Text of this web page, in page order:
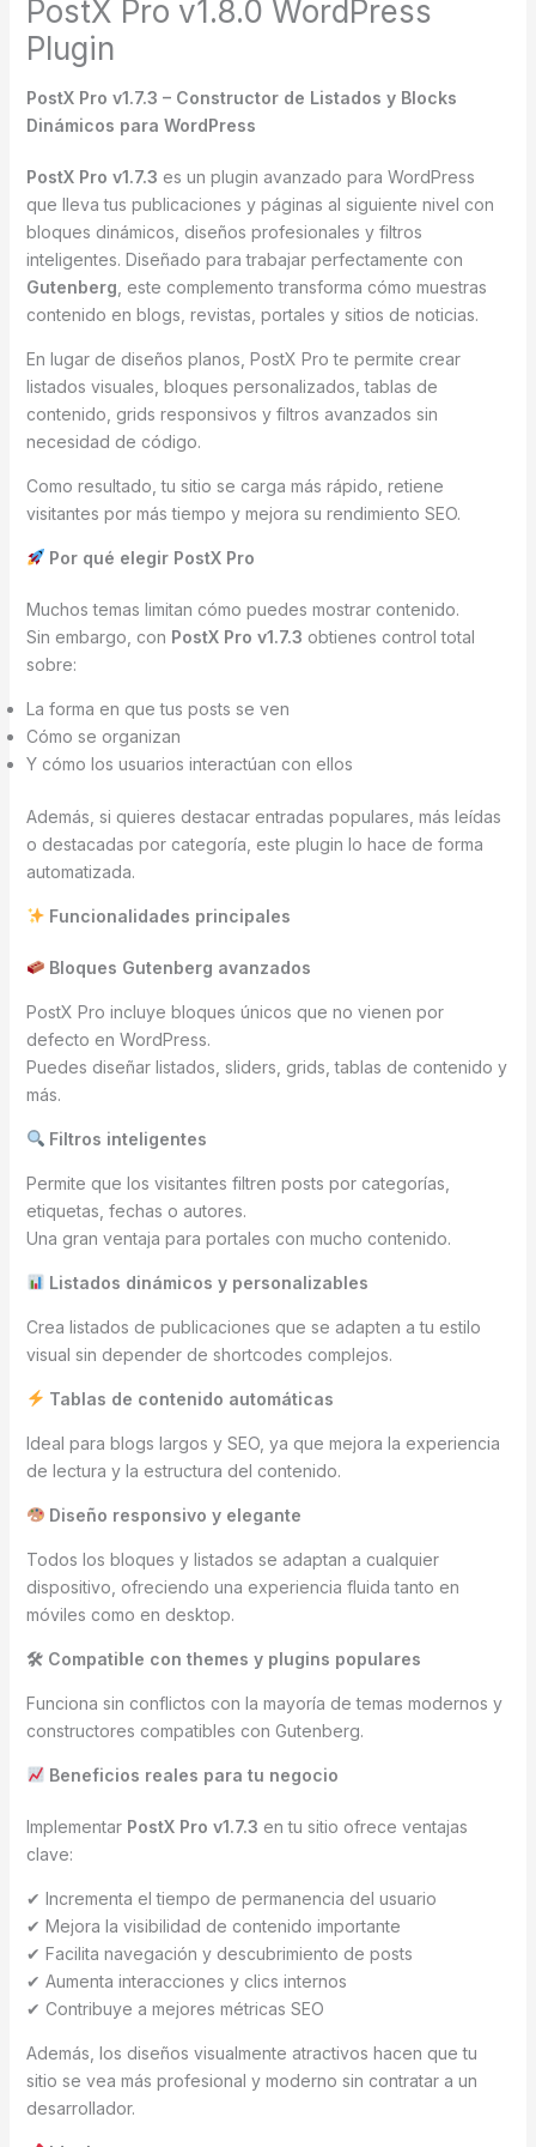
PostX Pro v1.8.0 WordPress
Plugin
PostX Pro v1.7.3 – Constructor de Listados y Blocks
Dinámicos para WordPress
PostX Pro v1.7.3 es un plugin avanzado para WordPress
que lleva tus publicaciones y páginas al siguiente nivel con
bloques dinámicos, diseños profesionales y filtros
inteligentes. Diseñado para trabajar perfectamente con
Gutenberg , este complemento transforma cómo muestras
contenido en blogs, revistas, portales y sitios de noticias.
En lugar de diseños planos, PostX Pro te permite crear
listados visuales, bloques personalizados, tablas de
contenido, grids responsivos y filtros avanzados sin
necesidad de código.
Como resultado, tu sitio se carga más rápido, retiene
visitantes por más tiempo y mejora su rendimiento SEO.
Por qué elegir PostX Pro
Muchos temas limitan cómo puedes mostrar contenido.
Sin embargo, con PostX Pro v1.7.3 obtienes control total
sobre:
La forma en que tus posts se ven
Cómo se organizan
Y cómo los usuarios interactúan con ellos
Además, si quieres destacar entradas populares, más leídas
o destacadas por categoría, este plugin lo hace de forma
automatizada.
Funcionalidades principales
Bloques Gutenberg avanzados
PostX Pro incluye bloques únicos que no vienen por
defecto en WordPress.
Puedes diseñar listados, sliders, grids, tablas de contenido y
más.
Filtros inteligentes
Permite que los visitantes filtren posts por categorías,
etiquetas, fechas o autores.
Una gran ventaja para portales con mucho contenido.
Listados dinámicos y personalizables
Crea listados de publicaciones que se adapten a tu estilo
visual sin depender de shortcodes complejos.
Tablas de contenido automáticas
Ideal para blogs largos y SEO, ya que mejora la experiencia
de lectura y la estructura del contenido.
Diseño responsivo y elegante
Todos los bloques y listados se adaptan a cualquier
dispositivo, ofreciendo una experiencia fluida tanto en
móviles como en desktop.
🛠 Compatible con themes y plugins populares
Funciona sin conflictos con la mayoría de temas modernos y
constructores compatibles con Gutenberg.
Beneficios reales para tu negocio
Implementar PostX Pro v1.7.3 en tu sitio ofrece ventajas
clave:
✔ Incrementa el tiempo de permanencia del usuario
✔ Mejora la visibilidad de contenido importante
✔ Facilita navegación y descubrimiento de posts
✔ Aumenta interacciones y clics internos
✔ Contribuye a mejores métricas SEO
Además, los diseños visualmente atractivos hacen que tu
sitio se vea más profesional y moderno sin contratar a un
desarrollador.